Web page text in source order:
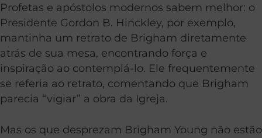
Profetas e apóstolos modernos sabem melhor: o
Presidente Gordon B. Hinckley, por exemplo,
mantinha um retrato de Brigham diretamente
atrás de sua mesa, encontrando força e
inspiração ao contemplá-lo. Ele frequentemente
se referia ao retrato, comentando que Brigham
parecia “vigiar” a obra da Igreja.
Mas os que desprezam Brigham Young não estão